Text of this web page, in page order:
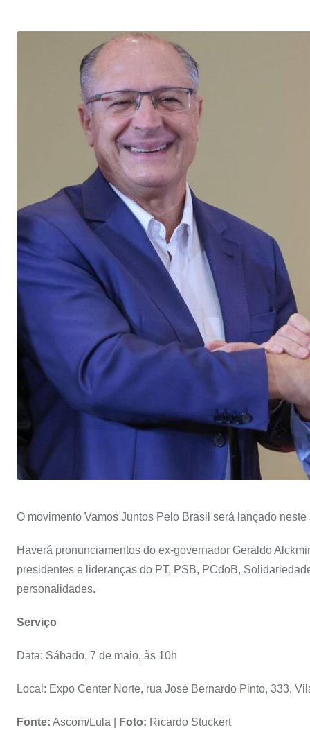
O movimento Vamos Juntos Pelo Brasil será lançado
Haverá pronunciamentos do ex-governador Geraldo
presidentes e lideranças do PT, PSB, PCdoB,
personalidades.
Serviço
Data: Sábado, 7 de maio, às 10h
Local: Expo Center Norte, rua José Bernardo Pinto, 333,
Fonte: Ascom/Lula | Foto: Ricardo Stuckert